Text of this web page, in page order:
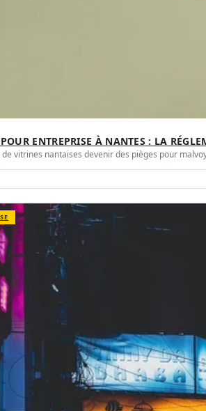
ENTREPRISE À NANTES : LA
vitrines nantaises devenir des pièges pour